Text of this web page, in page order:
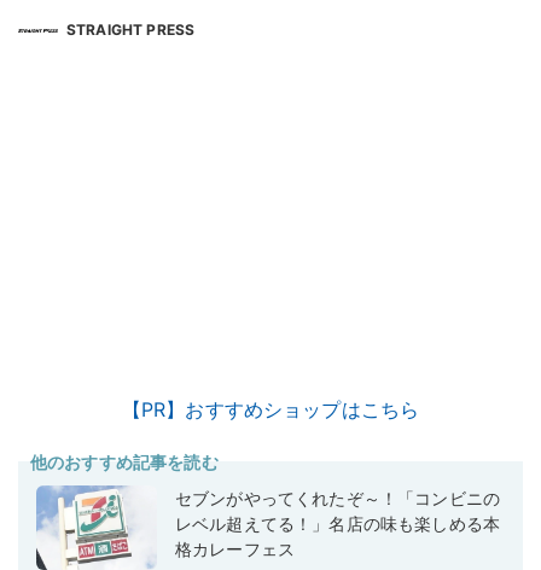
STRAIGHT PRESS
【PR】おすすめショップはこちら
他のおすすめ記事を読む
セブンがやってくれたぞ～！「コンビニの
レベル超えてる！」名店の味も楽しめる本
格カレーフェス